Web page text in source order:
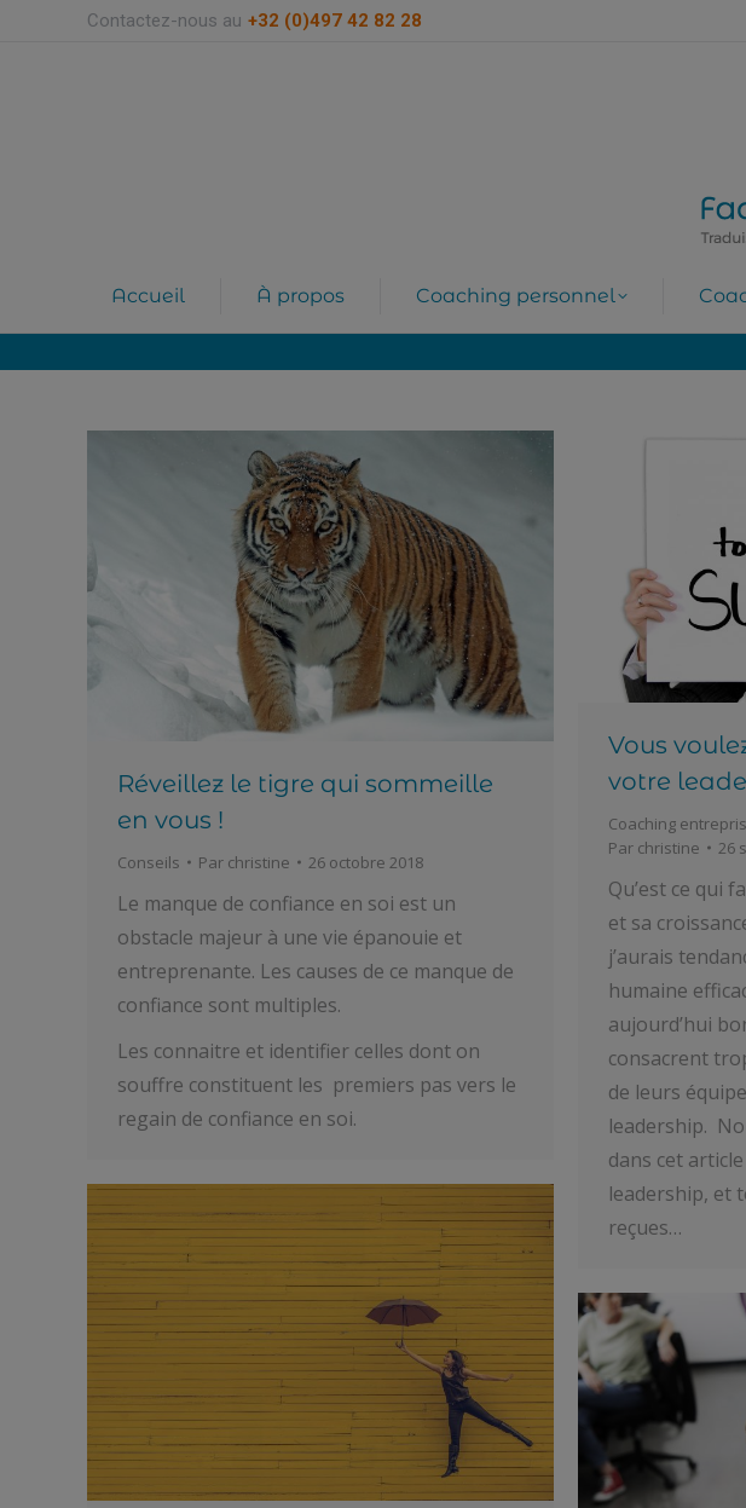
Contactez-nous au +32 (0)497 42 82 28
Accueil À propos Coaching personnel
Réveillez le tigre qui sommeille
en vous !
Conseils Par christine 26 octobre 2018
Le manque de confiance en soi est un
obstacle majeur à une vie épanouie et
entreprenante. Les causes de ce manque de
confiance sont multiples.
Les connaitre et identifier celles dont on
souffre constituent les premiers pas vers le
regain de confiance en soi.
Vous
votre
Coaching
Par christine 26
Qu’est ce qui
et sa
j’aurais
humaine
aujourd’hui
consacrent
de leurs
leadership.
dans cet
leadership, et
reçues…